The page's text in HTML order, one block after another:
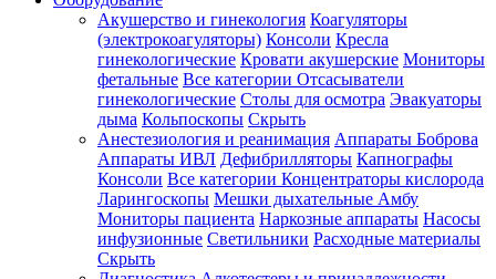
Акушерство и гинекология Коагуляторы
(электрокоагуляторы) Консоли Кресла
гинекологические Кровати акушерские Мониторы
фетальные Все категории Отсасыватели
гинекологические Столы для осмотра Эвакуаторы
дыма Кольпоскопы Скрыть
Анестезиология и реанимация Аппараты Боброва
Аппараты ИВЛ Дефибрилляторы Капнографы
Консоли Все категории Концентраторы кислорода
Ларингоскопы Мешки дыхательные Амбу
Мониторы пациента Наркозные аппараты Насосы
инфузионные Светильники Расходные материалы
Скрыть